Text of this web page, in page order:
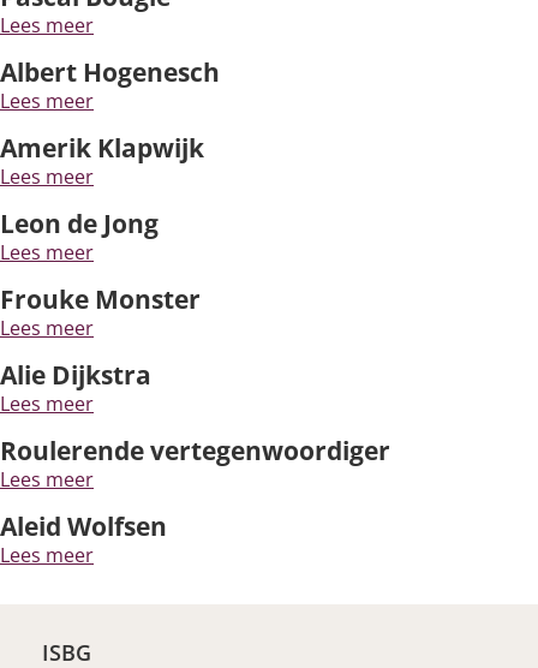
Silicose
Very Brief Work Advice
Bestellen informatiemateriaal
Lees meer
Albert Hogenesch
Lees meer
Amerik Klapwijk
Lees meer
Leon de Jong
Lees meer
Frouke Monster
Lees meer
Alie Dijkstra
Lees meer
Roulerende vertegenwoordiger
Lees meer
Aleid Wolfsen
Lees meer
ISBG